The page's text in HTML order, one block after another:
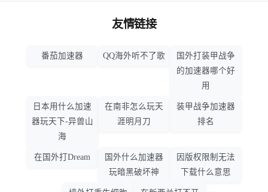
友情链接
番茄加速器 QQ海外听不了歌
国外打装甲战争
的加速器哪个好
用
日本用什么加速
器玩天下-异兽山
海
在南非怎么玩天
涯明月刀
装甲战争加速器
排名
在国外打Dream
国外什么加速器
玩暗黑破坏神
因版权限制无法
下载什么意思